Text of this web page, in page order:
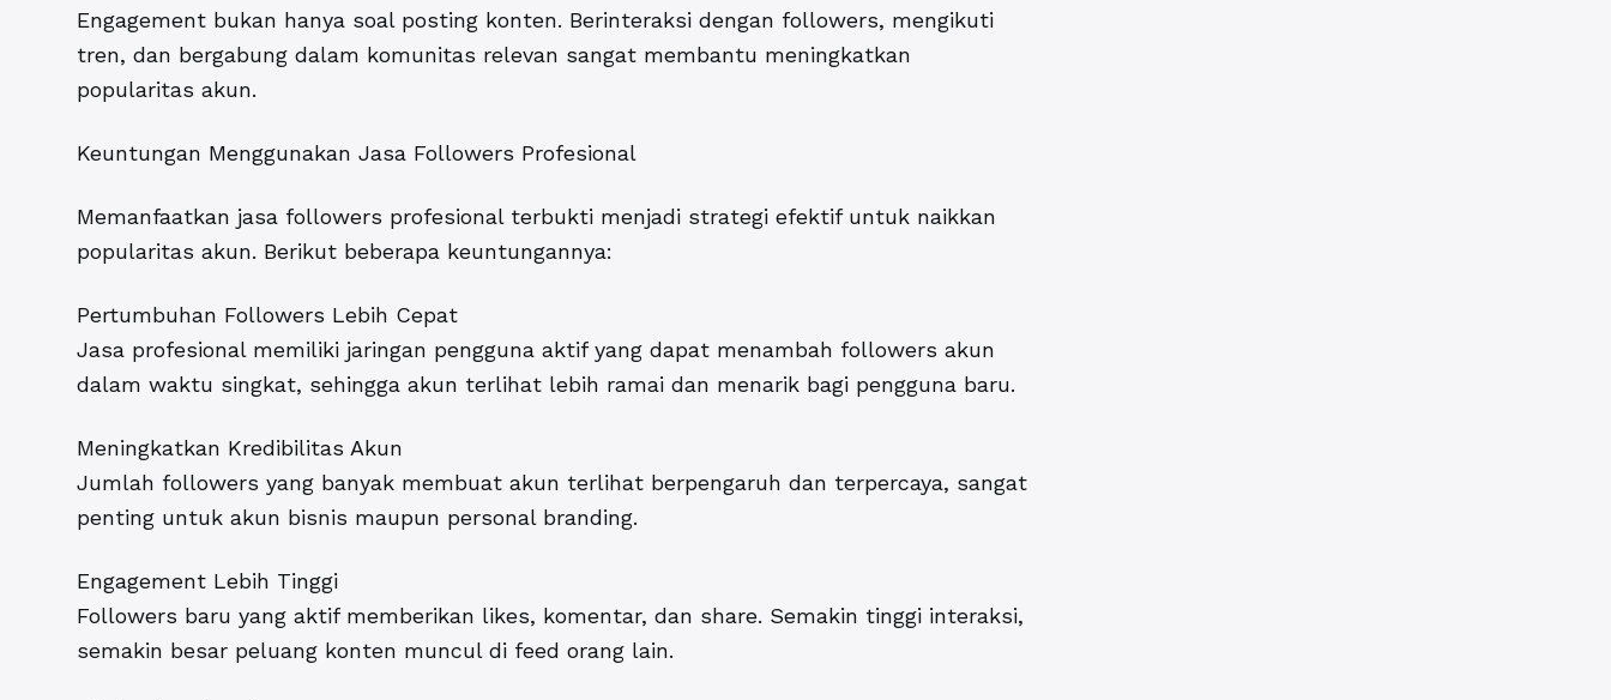
Engagement bukan hanya soal posting konten. Berinteraksi dengan followers, mengikuti
tren, dan bergabung dalam komunitas relevan sangat membantu meningkatkan
popularitas akun.
Keuntungan Menggunakan Jasa Followers Profesional
Memanfaatkan jasa followers profesional terbukti menjadi strategi efektif untuk naikkan
popularitas akun. Berikut beberapa keuntungannya:
Pertumbuhan Followers Lebih Cepat
Jasa profesional memiliki jaringan pengguna aktif yang dapat menambah followers akun
dalam waktu singkat, sehingga akun terlihat lebih ramai dan menarik bagi pengguna baru.
Meningkatkan Kredibilitas Akun
Jumlah followers yang banyak membuat akun terlihat berpengaruh dan terpercaya, sangat
penting untuk akun bisnis maupun personal branding.
Engagement Lebih Tinggi
Followers baru yang aktif memberikan likes, komentar, dan share. Semakin tinggi interaksi,
semakin besar peluang konten muncul di feed orang lain.